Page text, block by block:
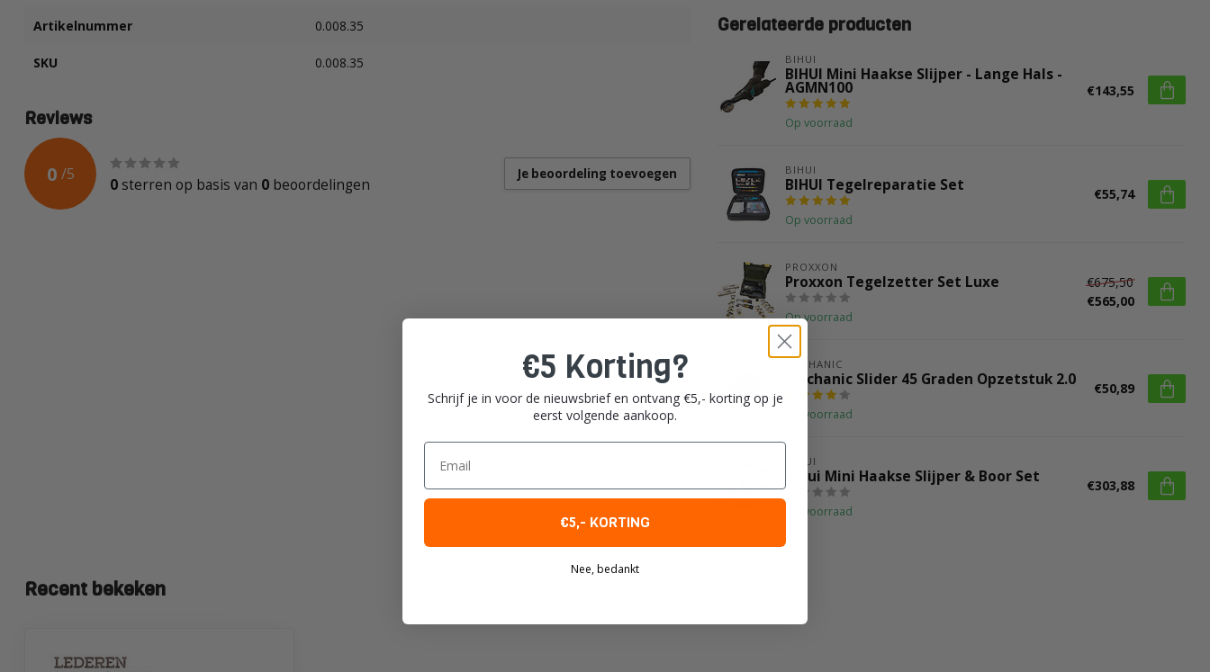
Artikelnummer 0.008.35
SKU 0.008.35
Reviews
0 /5
0 sterren op basis van 0 beoordelingen
Je beoordeling toevoegen
Gerelateerde producten
BIHUI
BIHUI Mini Haakse Slijper - Lange Hals -
AGMN100
Op voorraad
€143,55
BIHUI
BIHUI Tegelreparatie Set
Op voorraad
€55,74
PROXXON
Proxxon Tegelzetter Set Luxe
Op voorraad
€675,50
€565,00
MECHANIC
Mechanic Slider 45 Graden Opzetstuk 2.0
Op voorraad
€50,89
BIHUI
Bihui Mini Haakse Slijper & Boor Set
Op voorraad
€303,88
Recent bekeken
€5 Korting?
Schrijf je in voor de nieuwsbrief en ontvang €5,- korting op je
eerst volgende aankoop.
Email
€5,- KORTING
Nee, bedankt